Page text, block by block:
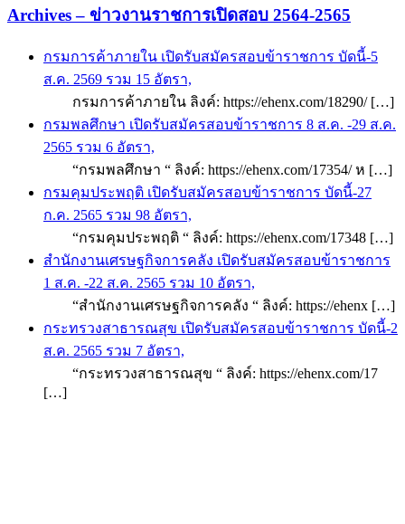
Archives – ข่าวงานราชการเปิดสอบ 2564-2565
กรมการค้าภายใน เปิดรับสมัครสอบข้าราชการ บัดนี้-5
ส.ค. 2569 รวม 15 อัตรา,
กรมการค้าภายใน ลิงค์: https://ehenx.com/18290/ […]
กรมพลศึกษา เปิดรับสมัครสอบข้าราชการ 8 ส.ค. -29 ส.ค.
2565 รวม 6 อัตรา,
“กรมพลศึกษา “ ลิงค์: https://ehenx.com/17354/ ห […]
กรมคุมประพฤติ เปิดรับสมัครสอบข้าราชการ บัดนี้-27
ก.ค. 2565 รวม 98 อัตรา,
“กรมคุมประพฤติ “ ลิงค์: https://ehenx.com/17348 […]
สำนักงานเศรษฐกิจการคลัง เปิดรับสมัครสอบข้าราชการ
1 ส.ค. -22 ส.ค. 2565 รวม 10 อัตรา,
“สำนักงานเศรษฐกิจการคลัง “ ลิงค์: https://ehenx […]
กระทรวงสาธารณสุข เปิดรับสมัครสอบข้าราชการ บัดนี้-2
ส.ค. 2565 รวม 7 อัตรา,
“กระทรวงสาธารณสุข “ ลิงค์: https://ehenx.com/17
[…]